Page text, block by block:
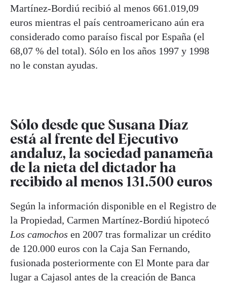
Martínez-Bordiú recibió al menos 661.019,09
euros mientras el país centroamericano aún era
considerado como paraíso fiscal por España (el
68,07 % del total). Sólo en los años 1997 y 1998
no le constan ayudas.
Sólo desde que Susana Díaz
está al frente del Ejecutivo
andaluz, la sociedad panameña
de la nieta del dictador ha
recibido al menos 131.500 euros
Según la información disponible en el Registro de
la Propiedad, Carmen Martínez-Bordiú hipotecó
Los camochos en 2007 tras formalizar un crédito
de 120.000 euros con la Caja San Fernando,
fusionada posteriormente con El Monte para dar
lugar a Cajasol antes de la creación de Banca